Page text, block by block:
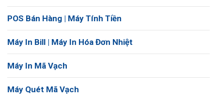
POS Bán Hàng | Máy Tính Tiền
Máy In Bill | Máy In Hóa Đơn Nhiệt
Máy In Mã Vạch
Máy Quét Mã Vạch